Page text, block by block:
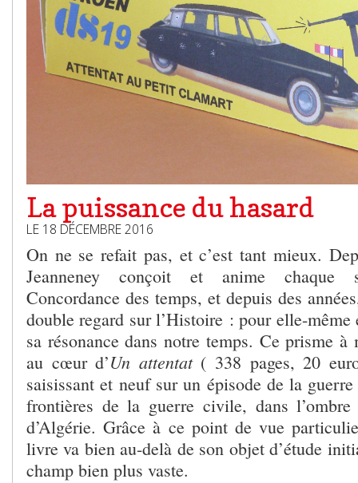
La puissance du hasard
LE 18 DÉCEMBRE 2016
On ne se refait pas, et c’est tant mieux.
Jeanneney conçoit et anime chaque
Concordance des temps, et depuis des
double regard sur l’Histoire : pour elle-même
sa résonance dans notre temps. Ce prisme à
au cœur d’Un attentat( 338 pages, 20
saisissant et neuf sur un épisode de la
frontières de la guerre civile, dans
d’Algérie. Grâce à ce point de vue
livre va bien au-delà de son objet d’étude
champ bien plus vaste.